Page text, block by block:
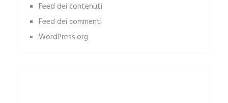
Feed dei contenuti
Feed dei commenti
WordPress.org